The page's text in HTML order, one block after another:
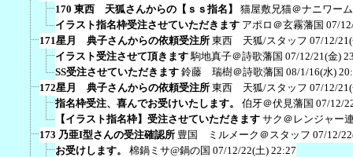
170 東西 天狐さんからの【ｓｓ指名】
猫屋敷兄猫＠ナニワー
イラスト指名枠受注させていただきます アポロ＠玄霧藩国 07/
171星月 典子さんからの依頼受注所 東西 天狐/スタッフ 07/12/
イラスト受注させて頂きます 駒地真子＠詩歌藩国 07/12/21(金)
SS受注させていただきます 鈴藤 瑞樹＠詩歌藩国 08/1/16(水)
172星月 典子さんからの依頼受注所 東西 天狐/スタッフ 07/12/
指名枠受注、喜んでお受けいたします。
伯牙＠伏見藩国 07/12/
【イラスト指名枠】受注させていただきます サク＠レンジャー
173 乃亜I型さんの受注確認所 豊国 ミルメーク＠スタッフ 07/12/
お受けします。
棉鍋ミサ@鍋の国 07/12/22(土) 22:27